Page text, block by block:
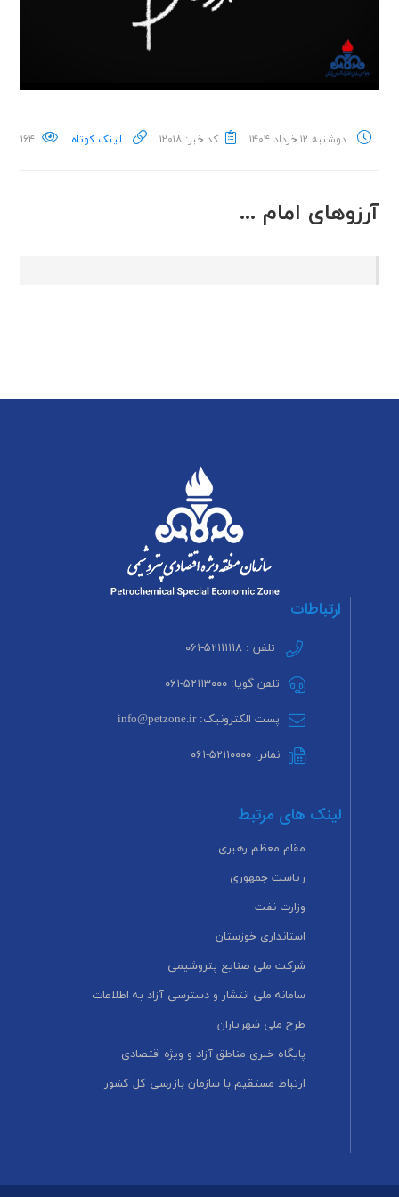
دوشنبه ۱۲ خرداد ۱۴۰۴ کد خبر: ۱۲۰۱۸ لینک کوتاه ۱۶۴
آرزوهای امام ...
ارتباطات
تلفن : ۵۲۱۱۱۱۱۸-۰۶۱
تلفن گویا: ۵۲۱۱۳۰۰۰-۰۶۱
پست الکترونیک: info@petzone.ir
نمابر: ۵۲۱۱۰۰۰۰-۰۶۱
لینک های مرتبط
مقام معظم رهبری
ریاست جمهوری
وزارت نفت
استانداری خوزستان
شرکت ملی صنایع پتروشیمی
سامانه ملی انتشار و دسترسی آزاد به اطلاعات
طرح ملی شهریاران
پایگاه خبری مناطق آزاد و ویژه اقتصادی
ارتباط مستقیم با سازمان بازرسی کل کشور